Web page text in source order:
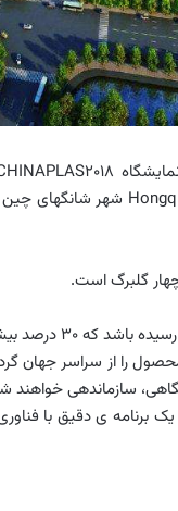
گلبرگ است.
حدود 4000 ارائه دهنده ی محصول
سازماندهی خواهند
برنامه ی دقیق با